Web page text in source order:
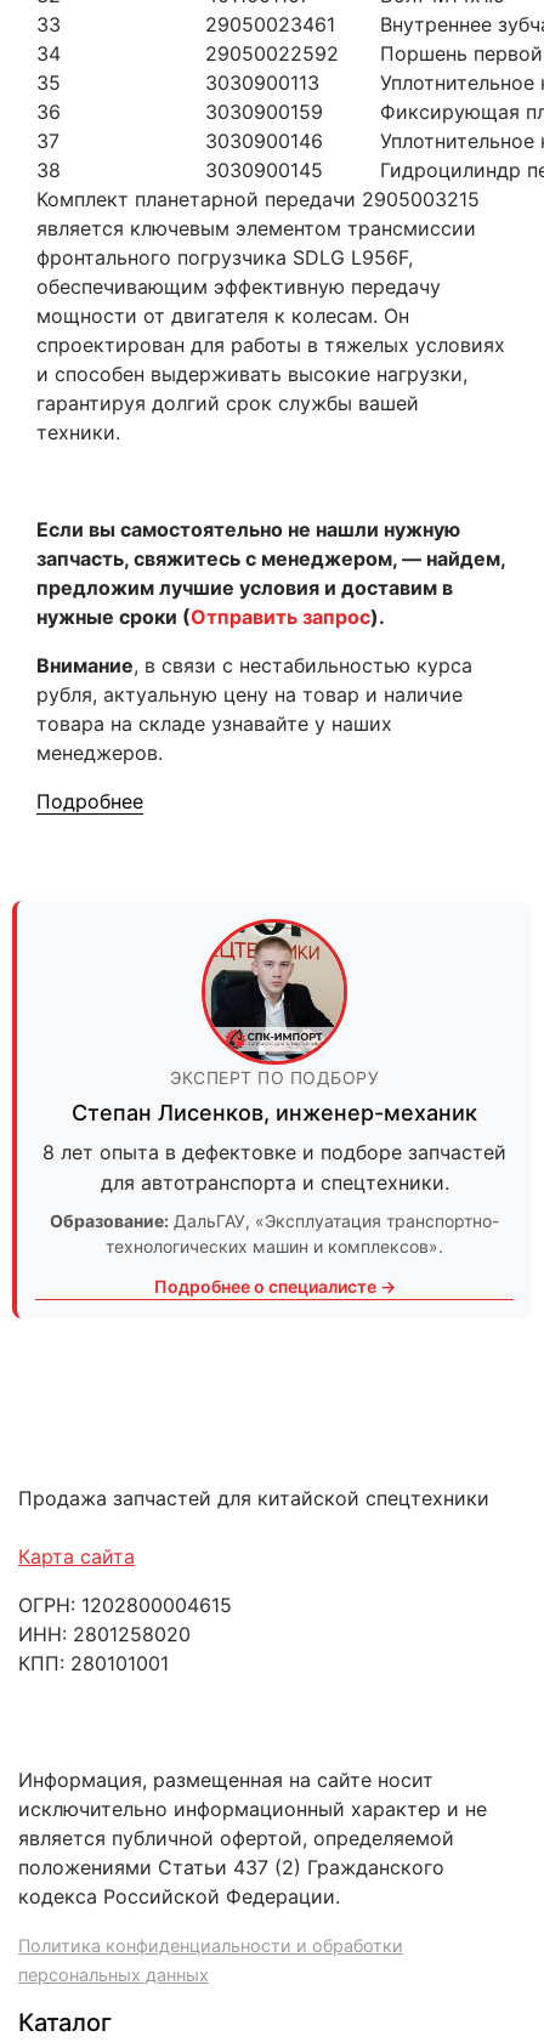
33
29050023461
Внутреннее
34
29050022592
Поршень
35
3030900113
Уплотнительное
36
3030900159
Фиксирующая
37
3030900146
Уплотнительное
38
3030900145
Гидроцилиндр
Комплект планетарной передачи 2905003215
является ключевым элементом трансмиссии
фронтального погрузчика SDLG L956F,
обеспечивающим эффективную передачу
мощности от двигателя к колесам. Он
спроектирован для работы в тяжелых условиях
и способен выдерживать высокие нагрузки,
гарантируя долгий срок службы вашей
техники.
Если вы самостоятельно не нашли нужную
запчасть, свяжитесь с менеджером, — найдем,
предложим лучшие условия и доставим в
нужные сроки (Отправить запрос).
Внимание, в связи с нестабильностью курса
рубля, актуальную цену на товар и наличие
товара на складе узнавайте у наших
менеджеров.
Подробнее
ЭКСПЕРТ ПО ПОДБОРУ
Степан Лисенков, инженер-механик
8 лет опыта в дефектовке и подборе запчастей
для автотранспорта и спецтехники.
Образование: ДальГАУ, «Эксплуатация транспортно-
технологических машин и комплексов».
Подробнее о специалисте →
Продажа запчастей для китайской спецтехники
Карта сайта
ОГРН: 1202800004615
ИНН: 2801258020
КПП: 280101001
Информация, размещенная на сайте носит
исключительно информационный характер и не
является публичной офертой, определяемой
положениями Статьи 437 (2) Гражданского
кодекса Российской Федерации.
Политика конфиденциальности и обработки
персональных данных
Каталог